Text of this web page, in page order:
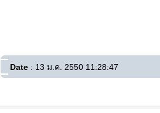
Date : 13 ม.ค. 2550 11:28:47